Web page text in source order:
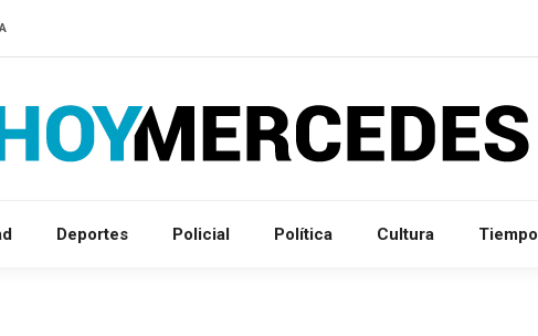
Deportes Policial Política Cultura Tiempo